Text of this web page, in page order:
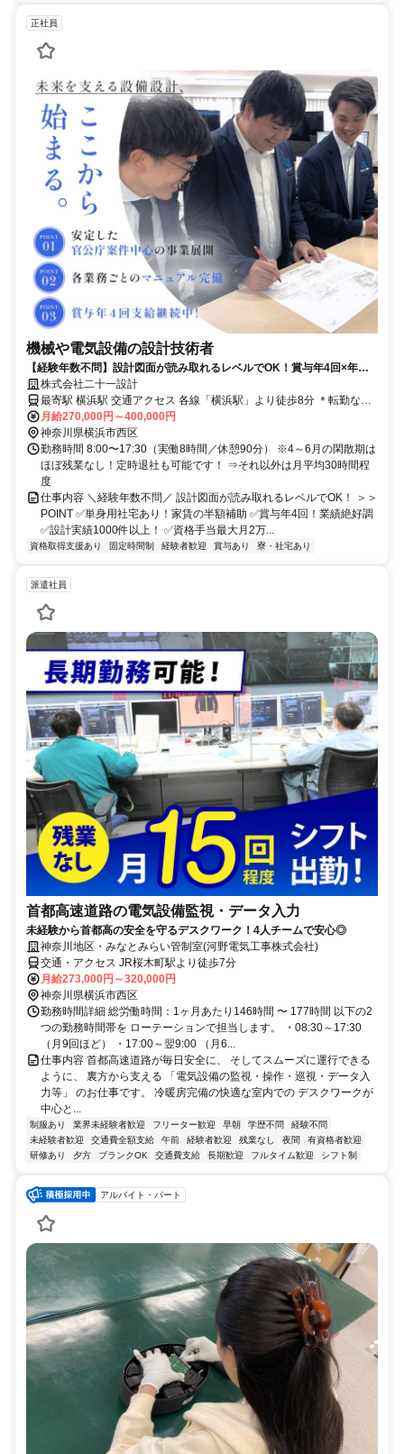
正社員
機械や電気設備の設計技術者
【経験年数不問】設計図面が読み取れるレベルでOK！賞与年4回×年休
120日
株式会社二十一設計
最寄駅 横浜駅 交通アクセス 各線「横浜駅」より徒歩8分 ＊転勤なし
＊駅チカ
月給270,000円～400,000円
神奈川県横浜市西区
勤務時間 8:00〜17:30（実働8時間／休憩90分） ※4～6月の閑散期は
ほぼ残業なし！定時退社も可能です！ ⇒それ以外は月平均30時間程
度
仕事内容 ＼経験年数不問／ 設計図面が読み取れるレベルでOK！ ＞＞
POINT ✅単身用社宅あり！家賃の半額補助 ✅賞与年4回！業績絶好調
✅設計実績1000件以上！ ✅資格手当最大月2万...
資格取得支援あり 固定時間制 経験者歓迎 賞与あり 寮・社宅あり
派遣社員
首都高速道路の電気設備監視・データ入力
未経験から首都高の安全を守るデスクワーク！4人チームで安心◎
神奈川地区・みなとみらい管制室(河野電気工事株式会社)
交通・アクセス JR桜木町駅より徒歩7分
月給273,000円～320,000円
神奈川県横浜市西区
勤務時間詳細 総労働時間：1ヶ月あたり146時間 〜 177時間 以下の2
つの勤務時間帯を ローテーションで担当します。 ・08:30～17:30
（月9回ほど） ・17:00～翌9:00 （月6...
仕事内容 首都高速道路が毎日安全に、 そしてスムーズに運行できる
ように、 裏方から支える 「電気設備の監視・操作・巡視・データ入
力等」 のお仕事です。 冷暖房完備の快適な室内での デスクワークが
中心と...
制服あり 業界未経験者歓迎 フリーター歓迎 早朝 学歴不問
経験不問
未経験者歓迎
交通費全額支給 午前 経験者歓迎 残業なし 夜間
有資格者歓迎
研修あり
夕方 ブランクOK 交通費支給 長期歓迎 フルタイム歓迎 シフト制
アルバイト・パート